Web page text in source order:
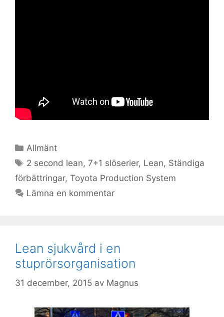
Kategorier
Allmänt
Etiketter
2 second lean,7+1 slöserier, Lean, Ständiga
förbättringar, Toyota Production System
Lämna en kommentar
Lean sjukvård i en
stuprörsorganisation
31 december, 2015 av Magnus